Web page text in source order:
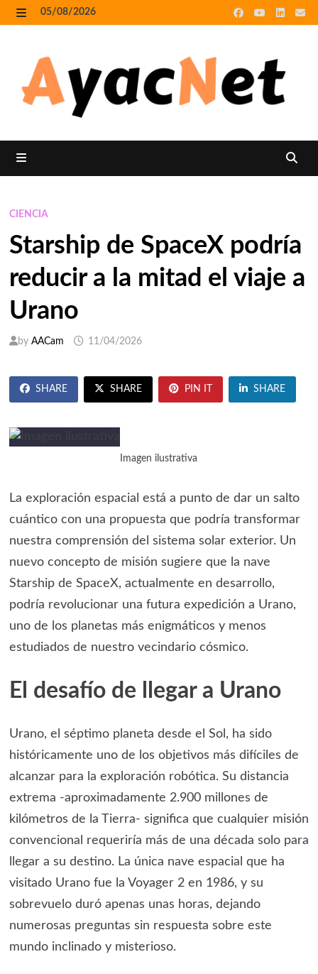
Skip
to
05/08/2026
CIENCIA
Starship de SpaceX podría
reducir a la mitad el viaje a
Urano
by AACam 11/04/2026
SHARE SHARE PIN IT SHARE
Imagen ilustrativa
La exploración espacial está a punto de dar un salto
cuántico con una propuesta que podría transformar
nuestra comprensión del sistema solar exterior. Un
nuevo concepto de misión sugiere que la nave
Starship de SpaceX, actualmente en desarrollo,
podría revolucionar una futura expedición a Urano,
uno de los planetas más enigmáticos y menos
estudiados de nuestro vecindario cósmico.
El desafío de llegar a Urano
Urano, el séptimo planeta desde el Sol, ha sido
históricamente uno de los objetivos más difíciles de
alcanzar para la exploración robótica. Su distancia
extrema -aproximadamente 2.900 millones de
kilómetros de la Tierra- significa que cualquier misión
convencional requeriría más de una década solo para
llegar a su destino. La única nave espacial que ha
visitado Urano fue la Voyager 2 en 1986, y su
sobrevuelo duró apenas unas horas, dejando
numerosas preguntas sin respuesta sobre este
mundo inclinado y misterioso.